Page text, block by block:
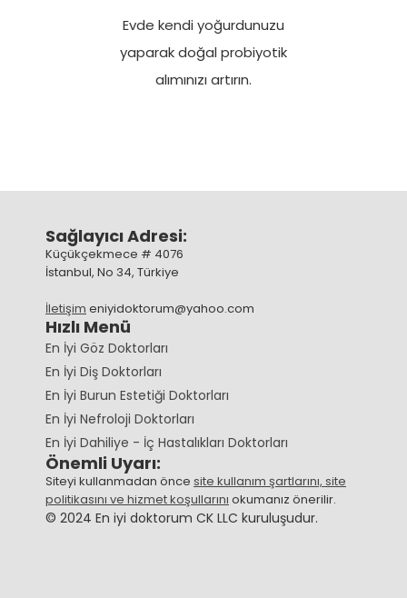
Evde kendi yoğurdunuzu
yaparak doğal probiyotik
alımınızı artırın.
Sağlayıcı Adresi:
Küçükçekmece # 4076
İstanbul, No 34, Türkiye
İletişim eniyidoktorum@yahoo.com
Hızlı Menü
En İyi Göz Doktorları
En İyi Diş Doktorları
En İyi Burun Estetiği Doktorları
En İyi Nefroloji Doktorları
En İyi Dahiliye - İç Hastalıkları Doktorları
Önemli Uyarı:
Siteyi kullanmadan önce site kullanım şartlarını, site
politikasını ve hizmet koşullarını okumanız önerilir.
© 2024 En iyi doktorum CK LLC kuruluşudur.